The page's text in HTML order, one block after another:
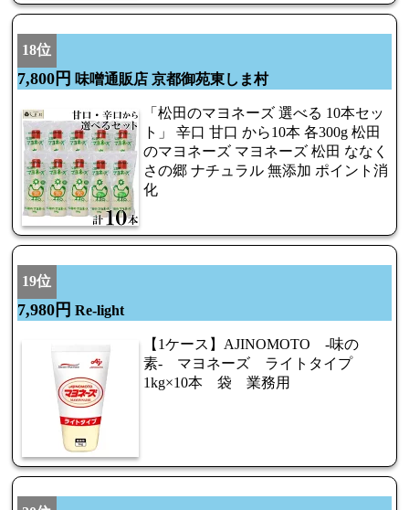
18位
7,800円 味噌通販店 京都御苑東しま村
「松田のマヨネーズ 選べる 10本セッ
ト」 辛口 甘口 から10本 各300g 松田
のマヨネーズ マヨネーズ 松田 ななく
さの郷 ナチュラル 無添加 ポイント消
化
19位
7,980円 Re-light
【1ケース】AJINOMOTO -味の
素- マヨネーズ ライトタイプ
1kg×10本 袋 業務用